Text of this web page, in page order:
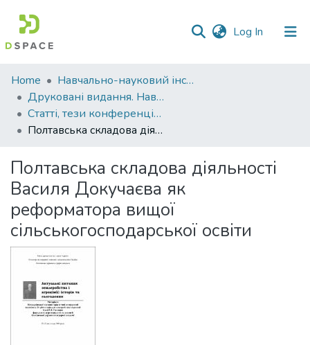
Log In (current)
Communities
&
Collections
Statistics
Home
Навчально-науковий інститут агротехнологій, селекції та екології
Друковані видання. Навчально-науковий інститут агротехнологій, селекції та екології
Статті, тези конференцій. Навчально-науковий інститут агротехнологій, селекції та екології
Полтавська складова діяльності Василя Докучаєва як реформатора вищої сільськогосподарської освіти
Полтавська складова діяльності
Василя Докучаєва як
реформатора вищої
сільськогосподарської освіти